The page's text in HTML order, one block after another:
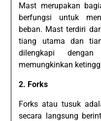
Mast merupakan
berfungsi untuk
beban. Mast terdiri
tiang utama dan
dilengkapi
memungkinkan
2. Forks
Forks atau tusuk
secara langsung